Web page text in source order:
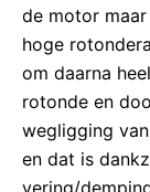
de motor
hoge
om daarna
rotonde en
wegligging
en dat is